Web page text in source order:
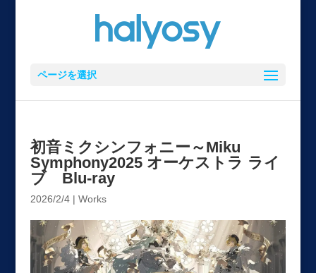
ページを選択
初音ミクシンフォニー～Miku
Symphony2025 オーケストラ ライ
ブ Blu-ray
2026/2/4| Works